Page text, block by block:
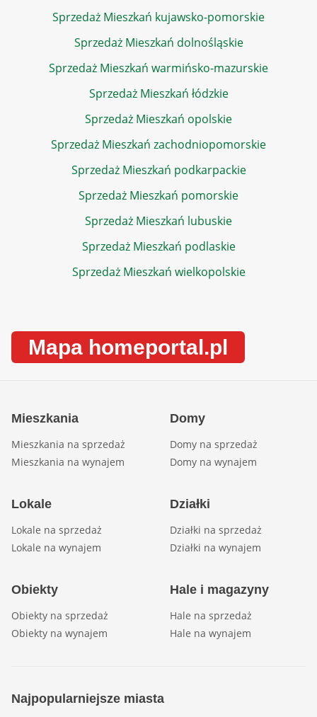
Sprzedaż Mieszkań kujawsko-pomorskie
Sprzedaż Mieszkań dolnośląskie
Sprzedaż Mieszkań warmińsko-mazurskie
Sprzedaż Mieszkań łódzkie
Sprzedaż Mieszkań opolskie
Sprzedaż Mieszkań zachodniopomorskie
Sprzedaż Mieszkań podkarpackie
Sprzedaż Mieszkań pomorskie
Sprzedaż Mieszkań lubuskie
Sprzedaż Mieszkań podlaskie
Sprzedaż Mieszkań wielkopolskie
Mapa homeportal.pl
Mieszkania
Mieszkania na sprzedaż
Mieszkania na wynajem
Domy
Domy na sprzedaż
Domy na wynajem
Lokale
Lokale na sprzedaż
Lokale na wynajem
Działki
Działki na sprzedaż
Działki na wynajem
Obiekty
Obiekty na sprzedaż
Obiekty na wynajem
Hale i magazyny
Hale na sprzedaż
Hale na wynajem
Najpopularniejsze miasta